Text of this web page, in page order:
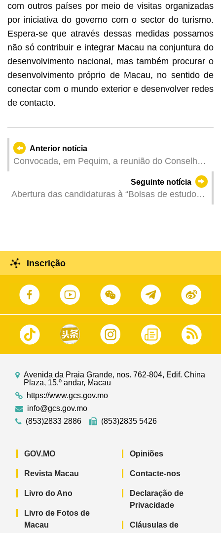
com outros países por meio de visitas organizadas
por iniciativa do governo com o sector do turismo.
Espera-se que através dessas medidas possamos
não só contribuir e integrar Macau na conjuntura do
desenvolvimento nacional, mas também procurar o
desenvolvimento próprio de Macau, no sentido de
conectar com o mundo exterior e desenvolver redes
de contacto.
Anterior notícia
Convocada, em Pequim, a reunião do Conselho
Administração Fiscal, no âmbito da iniciativa
“Uma Faixa, Uma Rota”
Seguinte notícia
Abertura das candidaturas à “Bolsas de estudo
Inscrição
Avenida da Praia Grande, nos. 762-804, Edif. China
Plaza, 15.º andar, Macau
https://www.gcs.gov.mo
info@gcs.gov.mo
(853)2833 2886
(853)2835 5426
GOV.MO
Revista Macau
Livro do Ano
Livro de Fotos de
Macau
Opiniões
Contacte-nos
Declaração de
Privacidade
Cláusulas de